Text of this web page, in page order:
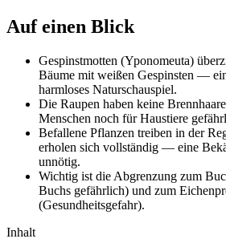
Auf einen Blick
Gespinstmotten (Yponomeuta)
Bäume mit weißen Gespinsten —
harmloses Naturschauspiel.
Die Raupen haben keine
Menschen noch für Haustiere
Befallene Pflanzen treiben in der
erholen sich vollständig — eine
unnötig.
Wichtig ist die Abgrenzung zum
Buchs gefährlich) und zum
(Gesundheitsgefahr).
Inhalt